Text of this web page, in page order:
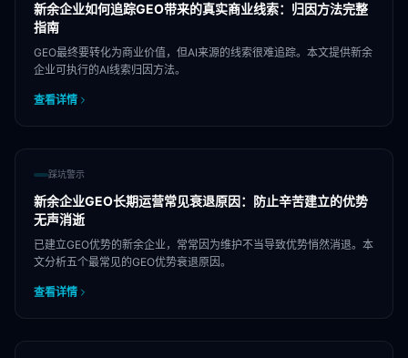
新余企业如何追踪GEO带来的真实商业线索：归因方法完整
指南
GEO最终要转化为商业价值，但AI来源的线索很难追踪。本文提供新余
企业可执行的AI线索归因方法。
查看详情
踩坑警示
新余企业GEO长期运营常见衰退原因：防止辛苦建立的优势
无声消逝
已建立GEO优势的新余企业，常常因为维护不当导致优势悄然消退。本
文分析五个最常见的GEO优势衰退原因。
查看详情